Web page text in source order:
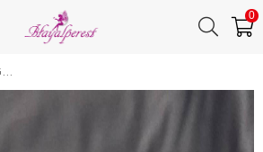
0
Toptan Lale Gelin Çiçeği - Eldiven - Nikah Şapkası - Kalem - Küpe - Yaka Çiçegi Seti